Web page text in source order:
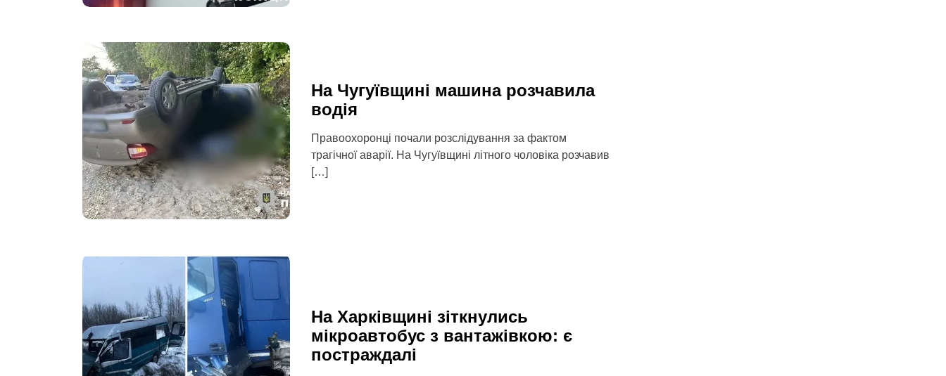
На Чугуївщині машина розчавила
водія
Правоохоронці почали розслідування за фактом
трагічної аварії. На Чугуївщині літного чоловіка розчавив
[…]
На Харківщині зіткнулись
мікроавтобус з вантажівкою: є
постраждалі